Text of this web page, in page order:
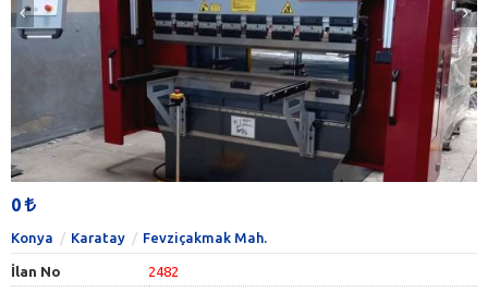
0
Konya Karatay Fevziçakmak Mah.
İlan No
2482